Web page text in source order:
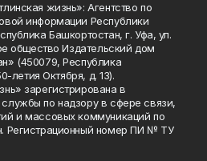
жизнь»: Агентство по
информации Республики
Башкортостан, г. Уфа, ул.
общество Издательский дом
(450079, Республика
летия Октября, д. 13).
зарегистрирована в
по надзору в сфере связи,
и массовых коммуникаций по
Регистрационный номер ПИ № ТУ